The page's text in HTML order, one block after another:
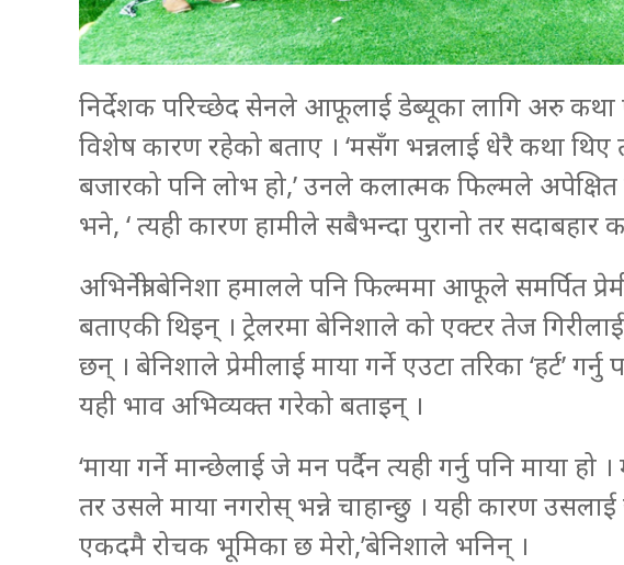
निर्देशक परिच्छेद सेनले आफूलाई डेब्यूका लागि अरु कथा
विशेष कारण रहेको बताए । ‘मसँग भन्नलाई धेरै कथा थिए
बजारको पनि लोभ हो,’ उनले कलात्मक फिल्मले अपेक्षित
भने, ‘ त्यही कारण हामीले सबैभन्दा पुरानो तर सदाबहार
अभिनेत्री बेनिशा हमालले पनि फिल्ममा आफूले समर्पित
बताएकी थिइन् । ट्रेलरमा बेनिशाले को एक्टर तेज
छन् । बेनिशाले प्रेमीलाई माया गर्ने एउटा तरिका ‘हर्ट’
यही भाव अभिव्यक्त गरेको बताइन् ।
‘माया गर्ने मान्छेलाई जे मन पर्दैन त्यही गर्नु पनि माया हो ।
तर उसले माया नगरोस् भन्ने चाहान्छु । यही कारण उसलाई
एकदमै रोचक भूमिका छ मेरो,’बेनिशाले भनिन् ।